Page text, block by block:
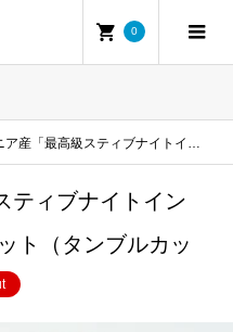
0
スティブナイトインクォーツSA」ブレスレット（タンブルカットSSサイズ粒）
ティブナイトイン
ト（タンブルカッ